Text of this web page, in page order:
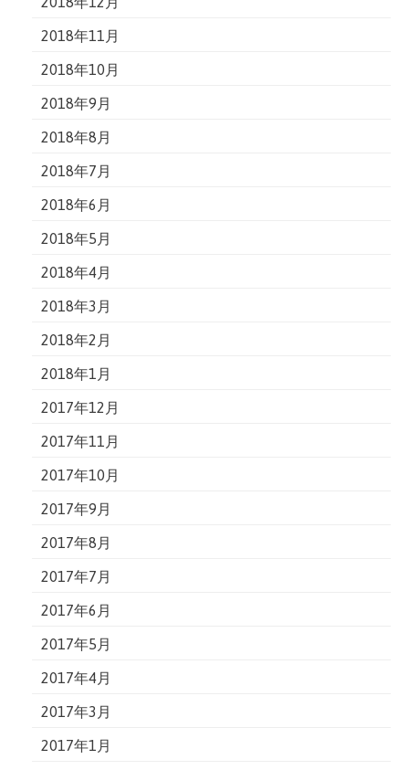
2018年11月
2018年10月
2018年9月
2018年8月
2018年7月
2018年6月
2018年5月
2018年4月
2018年3月
2018年2月
2018年1月
2017年12月
2017年11月
2017年10月
2017年9月
2017年8月
2017年7月
2017年6月
2017年5月
2017年4月
2017年3月
2017年1月